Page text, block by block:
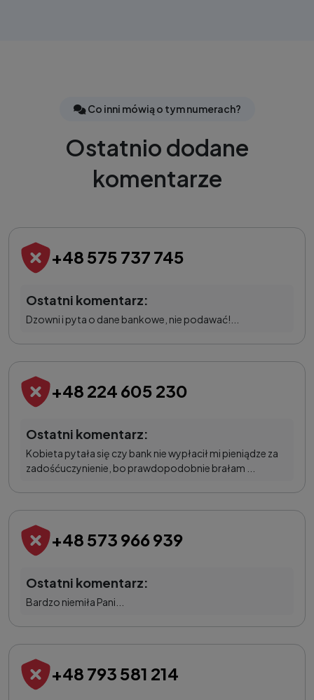
Co inni mówią o tym numerach?
Ostatnio dodane
komentarze
+48 575 737 745
Ostatni komentarz:
Dzowni i pyta o dane bankowe, nie podawać!...
+48 224 605 230
Ostatni komentarz:
Kobieta pytała się czy bank nie wypłacił mi pieniądze za
zadośćuczynienie, bo prawdopodobnie brałam ...
+48 573 966 939
Ostatni komentarz:
Bardzo niemiła Pani...
+48 793 581 214